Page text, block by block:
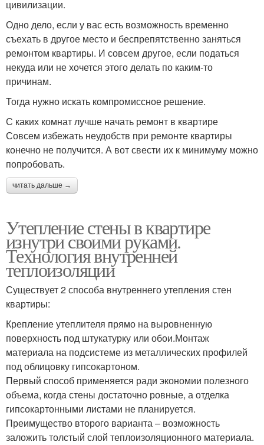
цивилизации.
Одно дело, если у вас есть возможность временно
съехать в другое место и беспрепятственно заняться
ремонтом квартиры. И совсем другое, если податься
некуда или не хочется этого делать по каким-то
причинам.
Тогда нужно искать компромиссное решение.
С каких комнат лучше начать ремонт в квартире
Совсем избежать неудобств при ремонте квартиры
конечно не получится. А вот свести их к минимуму можно
попробовать.
читать дальше →
Утепление стены в квартире
изнутри своими руками.
Технология внутренней
теплоизоляции
Существует 2 способа внутреннего утепления стен
квартиры:
Крепление утеплителя прямо на выровненную
поверхность под штукатурку или обои.Монтаж
материала на подсистеме из металлических профилей
под облицовку гипсокартоном.
Первый способ применяется ради экономии полезного
объема, когда стены достаточно ровные, а отделка
гипсокартонными листами не планируется.
Преимущество второго варианта – возможность
заложить толстый слой теплоизоляционного материала.